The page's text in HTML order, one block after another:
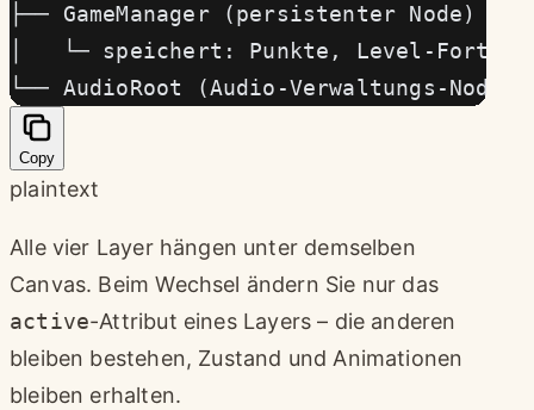
├── GameManager (persistenter Node)
│   └─ speichert: Punkte, Level-
└── AudioRoot (Audio-Verwaltungs-Node)
Copy
plaintext
Alle vier Layer hängen unter demselben
Canvas. Beim Wechsel ändern Sie nur das
active-Attribut eines Layers – die anderen
bleiben bestehen, Zustand und Animationen
bleiben erhalten.